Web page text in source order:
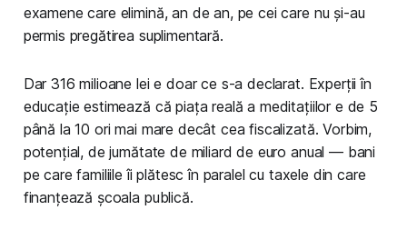
examene care elimină, an de an, pe cei care nu și-au
permis pregătirea suplimentară.
Dar 316 milioane lei e doar ce s-a declarat. Experții în
educație estimează că piața reală a meditațiilor e de 5
până la 10 ori mai mare decât cea fiscalizată. Vorbim,
potențial, de jumătate de miliard de euro anual — bani
pe care familiile îi plătesc în paralel cu taxele din care
finanțează școala publică.